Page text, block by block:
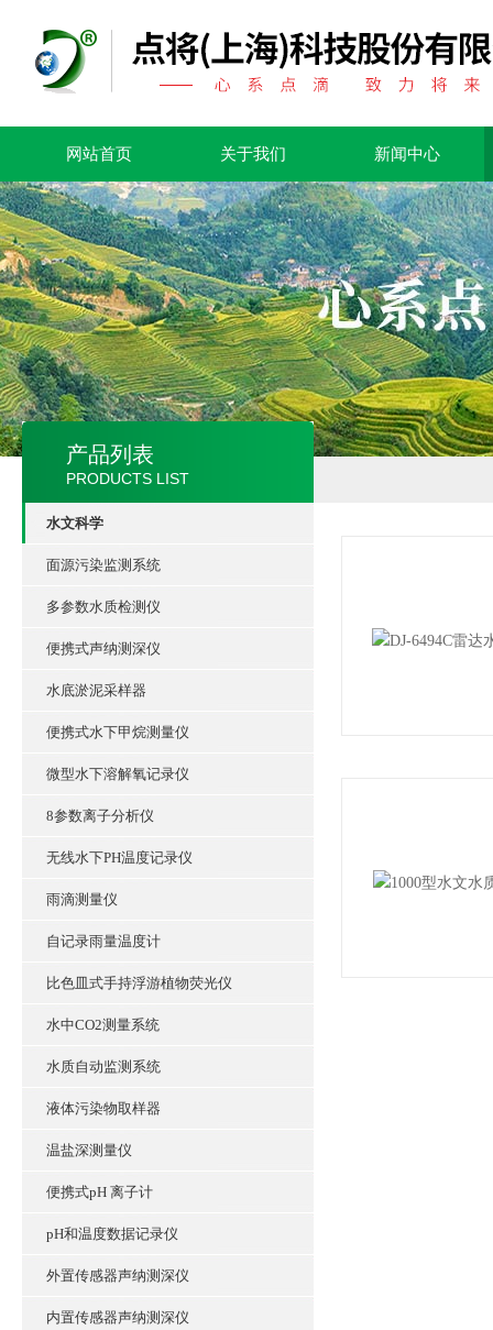
网站首页 关于我们 新闻中心
产品列表
PRODUCTS LIST
水文科学
面源污染监测系统
多参数水质检测仪
便携式声纳测深仪
水底淤泥采样器
便携式水下甲烷测量仪
微型水下溶解氧记录仪
8参数离子分析仪
无线水下PH温度记录仪
雨滴测量仪
自记录雨量温度计
比色皿式手持浮游植物荧光仪
水中CO2测量系统
水质自动监测系统
液体污染物取样器
温盐深测量仪
便携式pH 离子计
pH和温度数据记录仪
外置传感器声纳测深仪
内置传感器声纳测深仪